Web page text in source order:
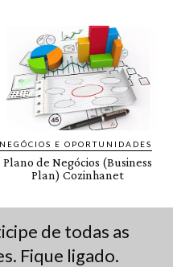
de todas as
Fique ligado.